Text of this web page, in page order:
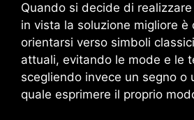
Quando si decide di
in vista la soluzione migliore è
orientarsi verso simboli
attuali, evitando le mode e le
scegliendo invece un segno o
quale esprimere il proprio